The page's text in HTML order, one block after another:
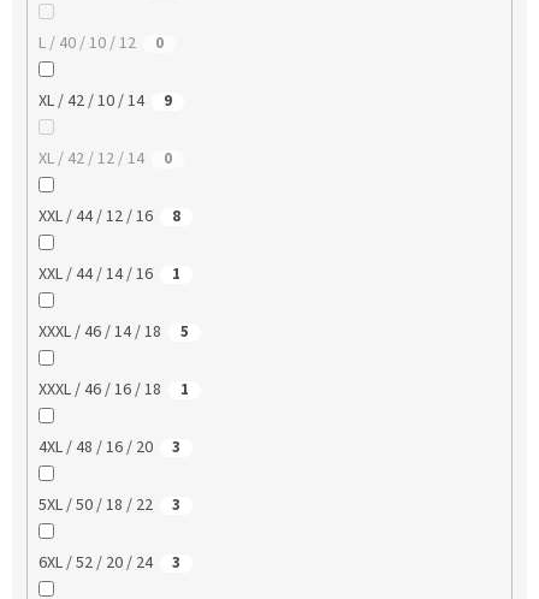
L / 40 / 10 / 12 0
XL / 42 / 10 / 14 9
XL / 42 / 12 / 14 0
XXL / 44 / 12 / 16 8
XXL / 44 / 14 / 16 1
XXXL / 46 / 14 / 18 5
XXXL / 46 / 16 / 18 1
4XL / 48 / 16 / 20 3
5XL / 50 / 18 / 22 3
6XL / 52 / 20 / 24 3